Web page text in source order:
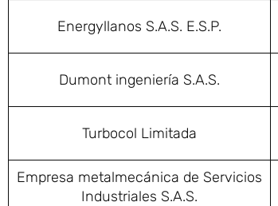
Energyllanos S.A.S. E.S.P.
Dumont ingeniería S.A.S.
Turbocol Limitada
Empresa metalmecánica de Servicios
Industriales S.A.S.